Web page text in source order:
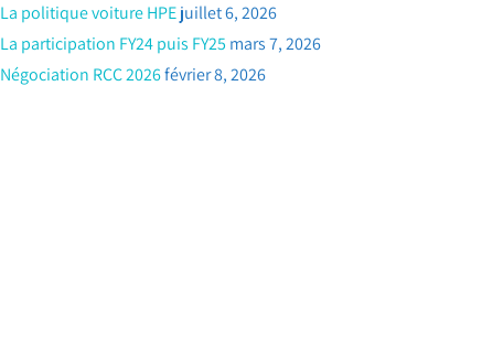
La politique voiture HPEjuillet 6, 2026
La participation FY24 puis FY25 mars 7, 2026
Négociation RCC 2026février 8, 2026